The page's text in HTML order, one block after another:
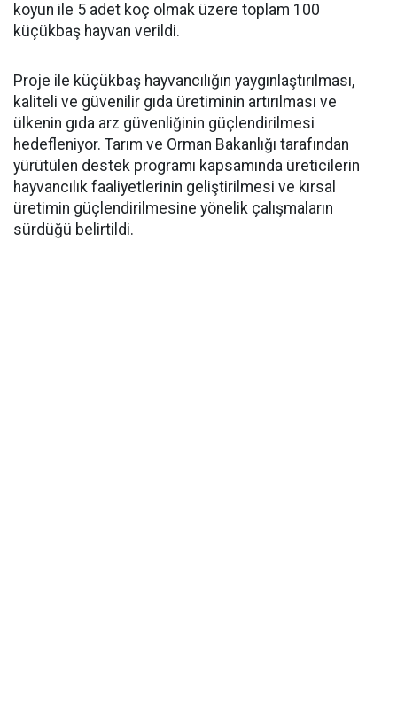
koyun ile 5 adet koç olmak üzere toplam 100
küçükbaş hayvan verildi.
Proje ile küçükbaş hayvancılığın yaygınlaştırılması,
kaliteli ve güvenilir gıda üretiminin artırılması ve
ülkenin gıda arz güvenliğinin güçlendirilmesi
hedefleniyor. Tarım ve Orman Bakanlığı tarafından
yürütülen destek programı kapsamında üreticilerin
hayvancılık faaliyetlerinin geliştirilmesi ve kırsal
üretimin güçlendirilmesine yönelik çalışmaların
sürdüğü belirtildi.